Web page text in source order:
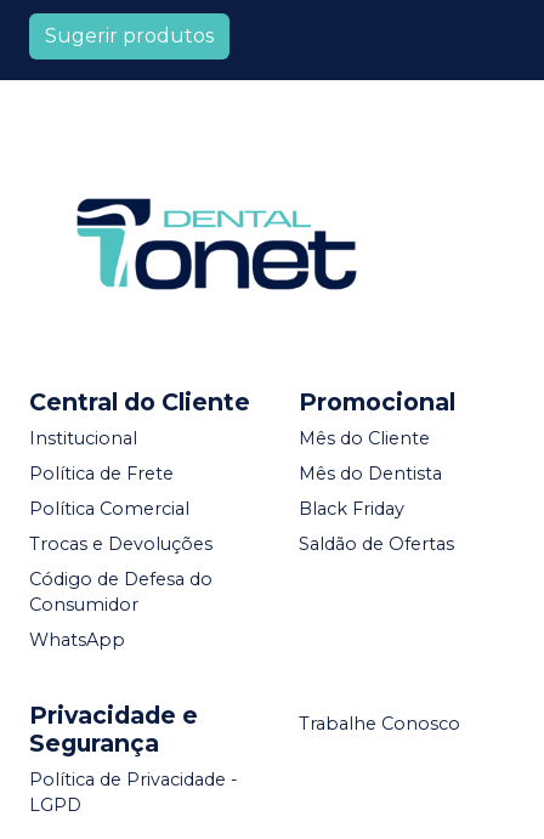
Sugerir produtos
Central do Cliente
Institucional
Política de Frete
Política Comercial
Trocas e Devoluções
Código de Defesa do
Consumidor
WhatsApp
Promocional
Mês do Cliente
Mês do Dentista
Black Friday
Saldão de Ofertas
Privacidade e
Segurança
Política de Privacidade -
LGPD
Trabalhe Conosco